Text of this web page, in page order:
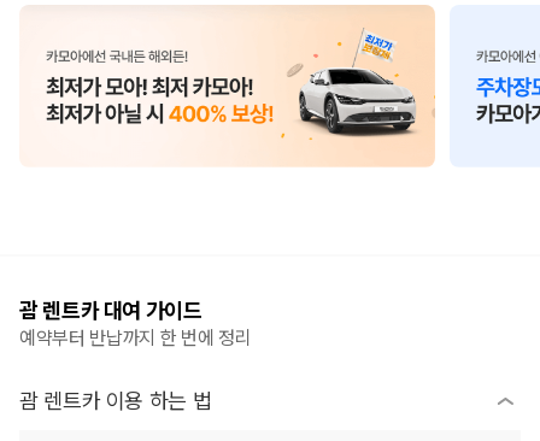
괌 렌트카 대여 가이드
예약부터 반납까지 한 번에 정리
괌 렌트카 이용 하는 법